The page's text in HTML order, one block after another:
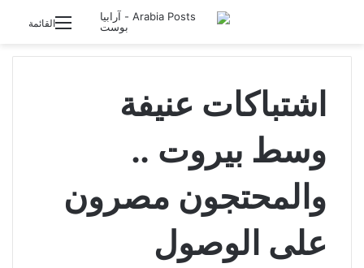
القائمة
تسجيل الدخول
اشتباكات عنيفة
وسط بيروت ..
والمحتجون مصرون
على الوصول